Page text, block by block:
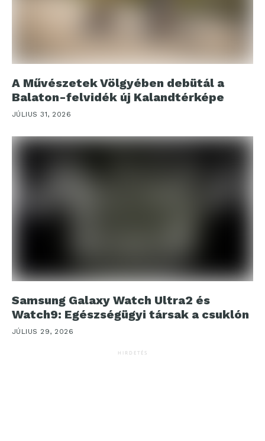
A Művészetek Völgyében debütál a
Balaton-felvidék új Kalandtérképe
JÚLIUS 31, 2026
Samsung Galaxy Watch Ultra2 és
Watch9: Egészségügyi társak a csuklón
JÚLIUS 29, 2026
HIRDETÉS